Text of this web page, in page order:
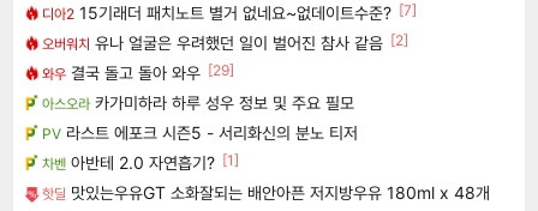
디아2 15기래더 패치노트 별거 없네요~없데이트수준? [7]
오버워치 유나 얼굴은 우려했던 일이 벌어진 참사 같음 [2]
와우 결국 돌고 돌아 와우 [29]
아스오라 카가미하라 하루 성우 정보 및 주요 필모
PV 라스트 에포크 시즌5 - 서리화신의 분노 티저
차벤 아반테 2.0 자연흡기? [1]
핫딜 맛있는우유GT 소화잘되는 배안아픈 저지방우유 180ml x 48개